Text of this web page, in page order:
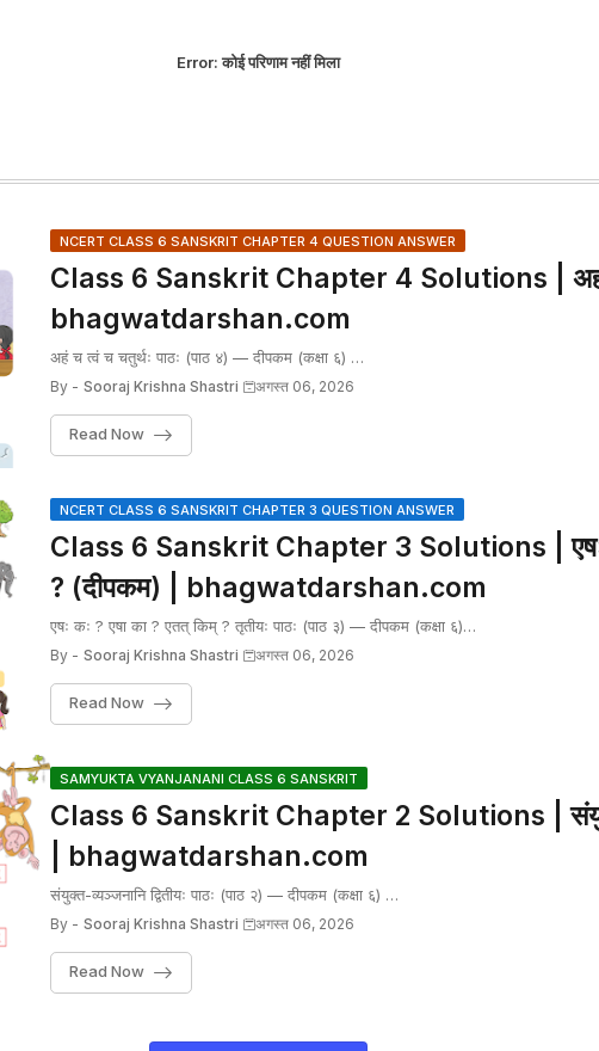
Error:कोई परिणाम नहीं मिला
NCERT CLASS 6 SANSKRIT CHAPTER 4 QUESTION ANSWER
Class 6 Sanskrit Chapter 4 Solutions | अहं
bhagwatdarshan.com
अहं च त्वं च चतुर्थः पाठः (पाठ ४) — दीपकम (कक्षा ६) …
By - Sooraj Krishna Shastri अगस्त 06, 2026
Read Now
NCERT CLASS 6 SANSKRIT CHAPTER 3 QUESTION ANSWER
Class 6 Sanskrit Chapter 3 Solutions | एषः
? (दीपकम) | bhagwatdarshan.com
एषः कः ? एषा का ? एतत् किम् ? तृतीयः पाठः (पाठ ३) — दीपकम (कक्षा ६)…
By - Sooraj Krishna Shastri अगस्त 06, 2026
Read Now
SAMYUKTA VYANJANANI CLASS 6 SANSKRIT
Class 6 Sanskrit Chapter 2 Solutions |
| bhagwatdarshan.com
संयुक्त-व्यञ्जनानि द्वितीयः पाठः (पाठ २) — दीपकम (कक्षा ६) …
By - Sooraj Krishna Shastri अगस्त 06, 2026
Read Now